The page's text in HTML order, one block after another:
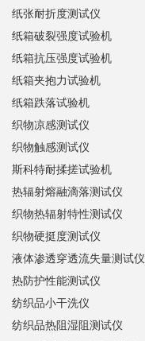
纸张耐折度测试仪
纸箱破裂强度试验机
纸箱抗压强度试验机
纸箱夹抱力试验机
纸箱跌落试验机
织物凉感测试仪
织物触感测试仪
斯科特耐揉搓试验机
热辐射熔融滴落测试仪
织物热辐射特性测试仪
织物硬挺度测试仪
液体渗透穿透流失量测试仪
热防护性能测试仪
纺织品小干洗仪
纺织品热阻湿阻测试仪